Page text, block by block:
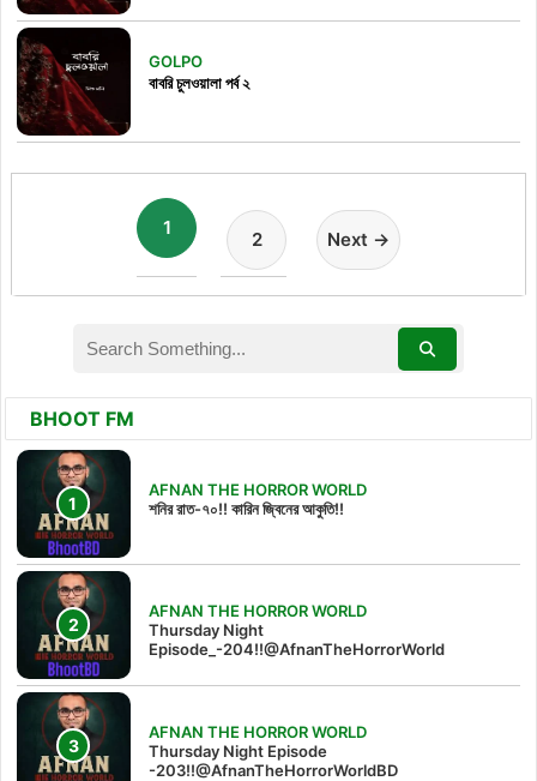
GOLPO
বাবরি চুলওয়ালা পর্ব ২
1
2 Next →
BHOOT FM
AFNAN THE HORROR WORLD
শনির রাত-৭০!! কারিন জ্বিনের আকুতি!!
AFNAN THE HORROR WORLD
Thursday Night
Episode_-204!!@AfnanTheHorrorWorld
AFNAN THE HORROR WORLD
Thursday Night Episode
-203!!@AfnanTheHorrorWorldBD